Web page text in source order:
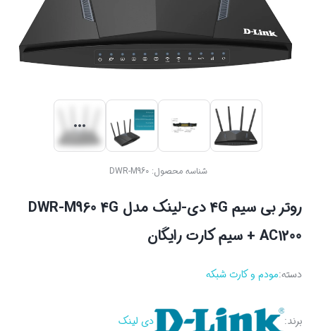
شناسه محصول:DWR-M960
روتر بی سیم 4G دی-لینک مدل DWR-M960 4G
AC1200 + سیم کارت رایگان
دسته:مودم و کارت شبکه
برند: دی لینک